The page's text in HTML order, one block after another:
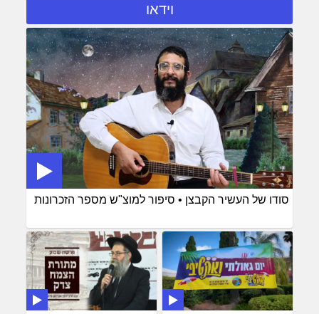
וידאו
סודו של העשיר הקבצן • סיפור למוצ"ש מספר הזכרונות